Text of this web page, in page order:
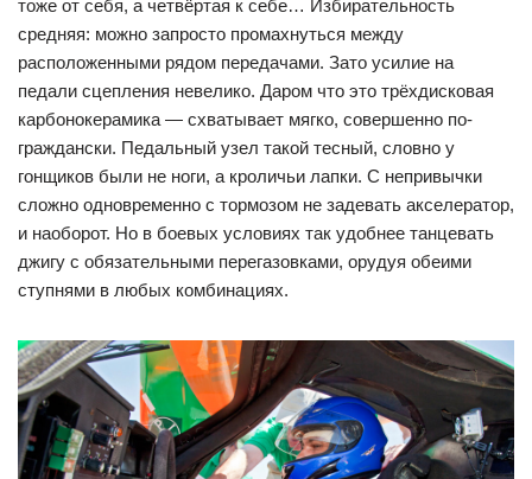
тоже от себя, а четвёртая к себе… Избирательность
средняя: можно запросто промахнуться между
расположенными рядом передачами. Зато усилие на
педали сцепления невелико. Даром что это трёхдисковая
карбонокерамика — схватывает мягко, совершенно по-
граждански. Педальный узел такой тесный, словно у
гонщиков были не ноги, а кроличьи лапки. С непривычки
сложно одновременно с тормозом не задевать акселератор,
и наоборот. Но в боевых условиях так удобнее танцевать
джигу с обязательными перегазовками, орудуя обеими
ступнями в любых комбинациях.